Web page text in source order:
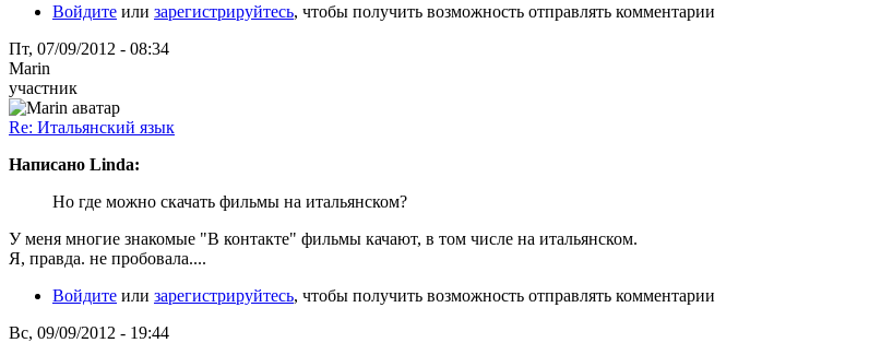
Войдите или зарегистрируйтесь, чтобы получить возможность отправлять комментарии
Пт, 07/09/2012 - 08:34
Marin
участник
Re: Итальянский язык
Написано Linda:
Но где можно скачать фильмы на итальянском?
У меня многие знакомые "В контакте" фильмы качают, в том числе на итальянском.
Я, правда. не пробовала....
Войдите или зарегистрируйтесь, чтобы получить возможность отправлять комментарии
Вс, 09/09/2012 - 19:44